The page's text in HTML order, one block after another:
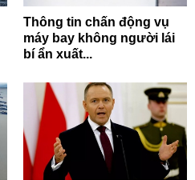
Thông tin chấn động vụ
máy bay không người lái
bí ẩn xuất...